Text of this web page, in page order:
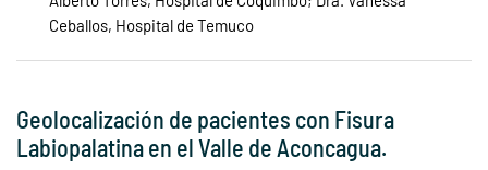
Ceballos, Hospital de Temuco
Geolocalización de pacientes con Fisura
Labiopalatina en el Valle de Aconcagua.